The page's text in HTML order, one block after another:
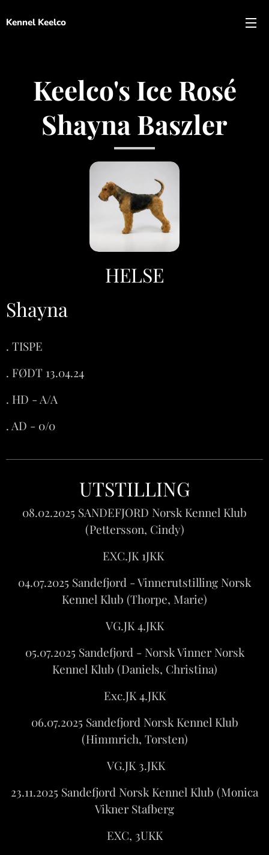
Kennel Keelco
Keelco's Ice Rosé
Shayna Baszler
HELSE
Shayna
. TISPE
. FØDT 13.04.24
. HD - A/A
. AD - 0/0
UTSTILLING
08.02.2025 SANDEFJORD Norsk Kennel Klub
(Pettersson, Cindy)
EXC.JK 1JKK
04.07.2025 Sandefjord - Vinnerutstilling Norsk
Kennel Klub (Thorpe, Marie)
VG.JK 4.JKK
05.07.2025 Sandefjord - Norsk Vinner Norsk
Kennel Klub (Daniels, Christina)
Exc.JK 4.JKK
06.07.2025 Sandefjord Norsk Kennel Klub
(Himmrich, Torsten)
VG.JK 3.JKK
23.11.2025 Sandefjord Norsk Kennel Klub (Monica
Vikner Stafberg
EXC, 3UKK